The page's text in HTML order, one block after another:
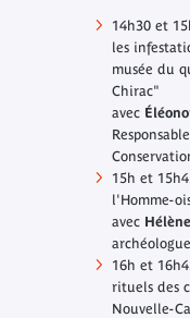
14h30 et
les
musée du
Chirac"
avec
15h et
l'Homme-
avec
archéologue
16h et
rituels des
Nouvelle-